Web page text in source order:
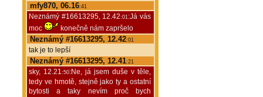
mfy870, 06.16:41
Neznámý #16613295, 12.42:01:Já vás
moc
konečně nám zapršelo
Neznámý #16613295, 12.42:01
tak je to lepší
Neznámý #16613295, 12.41:21
sky, 12.21:50:Ne, já jsem duše v těle,
tedy ve hmotě, stejně jako ty a ostatní
bytosti a taky nevím proč bych